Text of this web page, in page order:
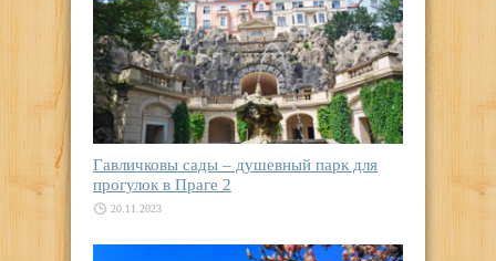
Гавличковы сады – душевный парк для
прогулок в Праге 2
20.11.2023